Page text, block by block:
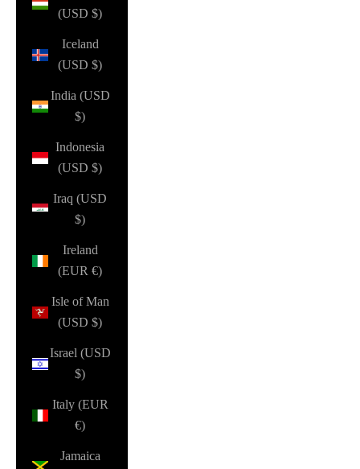
(USD $)
Iceland
(USD $)
India (USD
$)
Indonesia
(USD $)
Iraq (USD
$)
Ireland
(EUR €)
Isle of Man
(USD $)
Israel (USD
$)
Italy (EUR
€)
Jamaica